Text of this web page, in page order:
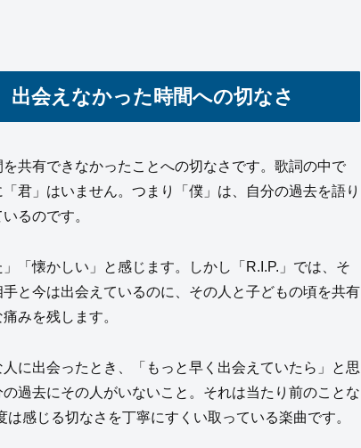
出会えなかった時間への切なさ
共有できなかったことへの切なさです。歌詞の中で
君」はいません。つまり「僕」は、自分の過去を語り
るのです。
「懐かしい」と感じます。しかし「R.I.P.」では、そ
と今は出会えているのに、その人と子どもの頃を共有
みを残します。
に出会ったとき、「もっと早く出会えていたら」と思
過去にその人がいないこと。それは当たり前のことな
感じる切なさを丁寧にすくい取っている楽曲です。